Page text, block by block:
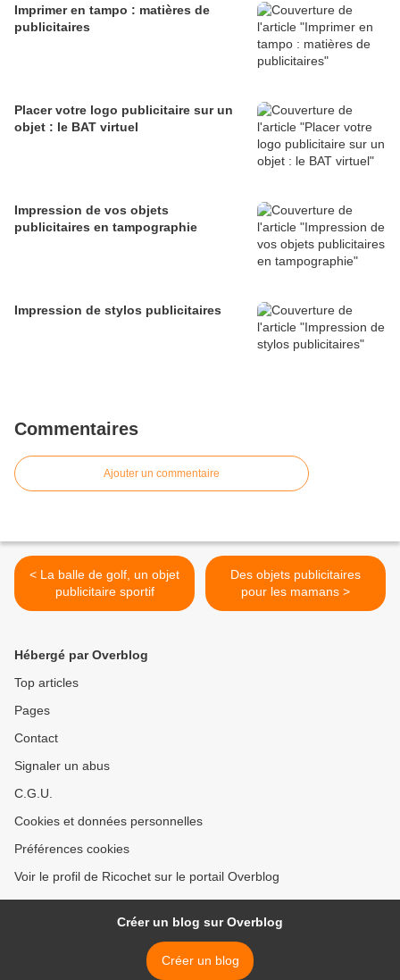
Imprimer en tampo : matières de
publicitaires
Placer votre logo publicitaire sur un
objet : le BAT virtuel
Impression de vos objets
publicitaires en tampographie
Impression de stylos publicitaires
Commentaires
Ajouter un commentaire
< La balle de golf, un objet
publicitaire sportif
Des objets publicitaires
pour les mamans >
Hébergé par Overblog
Top articles
Pages
Contact
Signaler un abus
C.G.U.
Cookies et données personnelles
Préférences cookies
Voir le profil de Ricochet sur le portail Overblog
Créer un blog sur Overblog
Créer un blog